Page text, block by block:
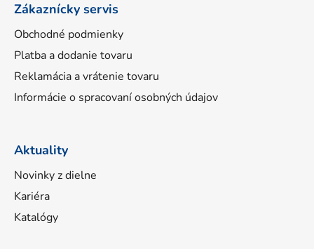
Zákaznícky servis
Obchodné podmienky
Platba a dodanie tovaru
Reklamácia a vrátenie tovaru
Informácie o spracovaní osobných údajov
Aktuality
Novinky z dielne
Kariéra
Katalógy